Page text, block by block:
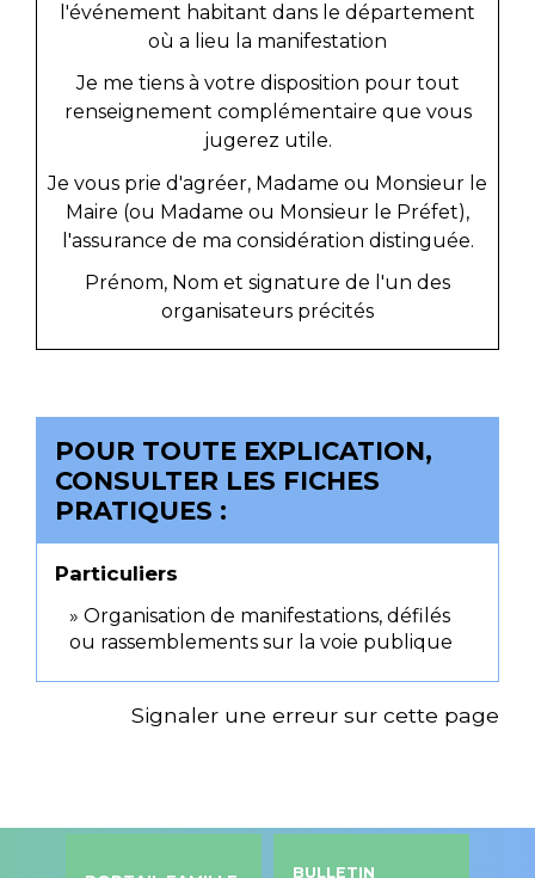
l'événement habitant dans le département
où a lieu la manifestation
Je me tiens à votre disposition pour tout
renseignement complémentaire que vous
jugerez utile.
Je vous prie d'agréer, Madame ou Monsieur le
Maire (ou Madame ou Monsieur le Préfet),
l'assurance de ma considération distinguée.
Prénom, Nom et signature de l'un des
organisateurs précités
POUR TOUTE EXPLICATION,
CONSULTER LES FICHES
PRATIQUES :
Particuliers
Organisation de manifestations, défilés
ou rassemblements sur la voie publique
Signaler une erreur sur cette page
BULLETIN